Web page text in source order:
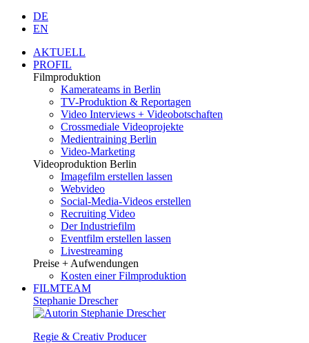
DE
EN
AKTUELL
PROFIL
Filmproduktion
Kamerateams in Berlin
TV-Produktion & Reportagen
Video Interviews + Videobotschaften
Crossmediale Videoprojekte
Medientraining Berlin
Video-Marketing
Videoproduktion Berlin
Imagefilm erstellen lassen
Webvideo
Social-Media-Videos erstellen
Recruiting Video
Der Industriefilm
Eventfilm erstellen lassen
Livestreaming
Preise + Aufwendungen
Kosten einer Filmproduktion
FILMTEAM
Stephanie Drescher
Regie & Creativ Producer